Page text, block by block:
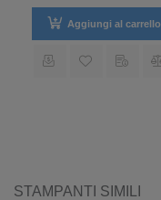
Aggiungi al carrello
STAMPANTI SIMILI